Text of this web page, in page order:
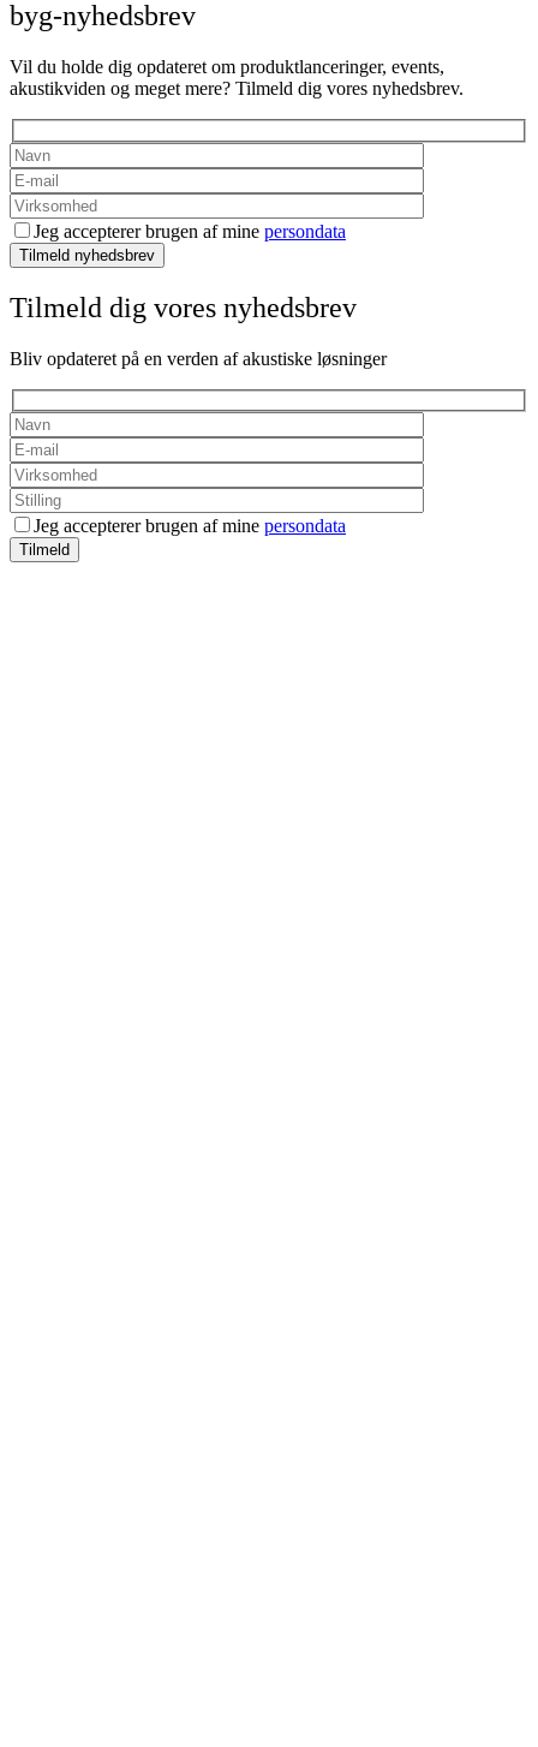
byg-nyhedsbrev
Vil du holde dig opdateret om produktlanceringer, events,
akustikviden og meget mere? Tilmeld dig vores nyhedsbrev.
Jeg accepterer brugen af mine persondata
Tilmeld nyhedsbrev
Tilmeld dig vores nyhedsbrev
Bliv opdateret på en verden af akustiske løsninger
Jeg accepterer brugen af mine persondata
Tilmeld